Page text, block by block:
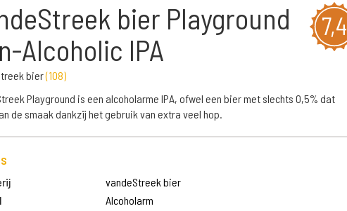
7,4
bier Playground
Alcoholic IPA
bier(108)
Playground is een alcoholarme IPA, ofwel een bier met slechts 0,5% dat
de smaak dankzij het gebruik van extra veel hop.
vandeStreek bier
Alcoholarm